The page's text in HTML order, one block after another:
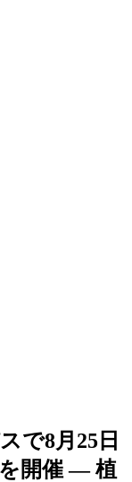
で8月25日
開催 — 植